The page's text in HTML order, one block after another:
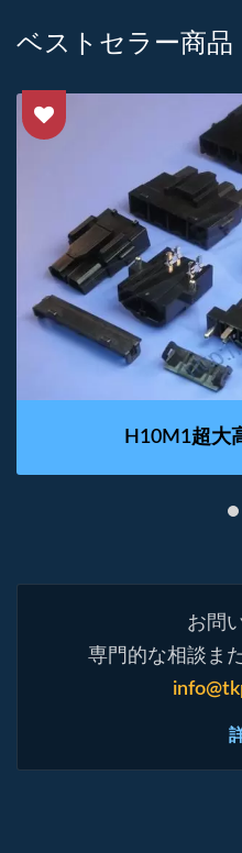
ベストセラー商品
H10M1超大
お問
専門的な相談ま